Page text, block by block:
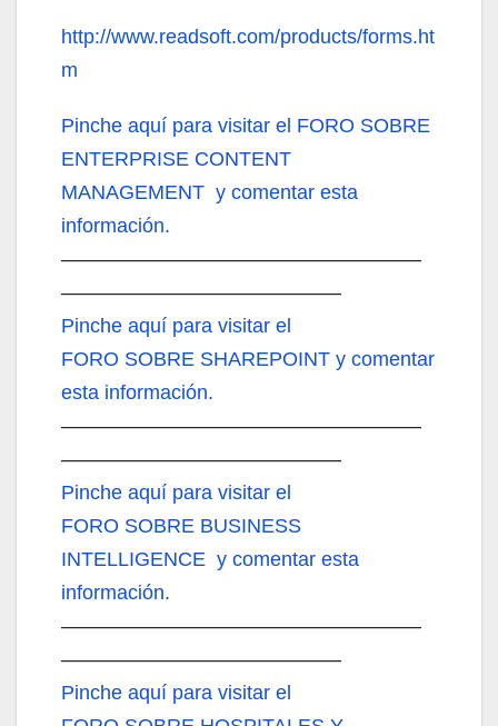
http://www.readsoft.com/products/forms.ht
m
Pinche aquí para visitar el FORO SOBRE
ENTERPRISE CONTENT
MANAGEMENT y comentar esta
información.
——————————————————
——————————————
Pinche aquí para visitar el
FORO SOBRE SHAREPOINT y comentar
esta información.
——————————————————
——————————————
Pinche aquí para visitar el
FORO SOBRE BUSINESS
INTELLIGENCE y comentar esta
información.
——————————————————
——————————————
Pinche aquí para visitar el